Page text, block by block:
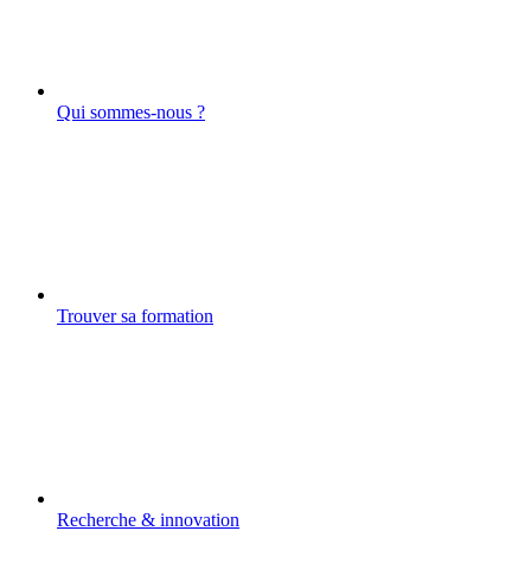
Qui sommes-nous ?
Trouver sa formation
Recherche & innovation